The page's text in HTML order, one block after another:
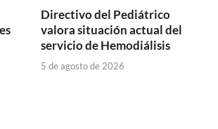
Directivo del Pediátrico
valora situación actual del
servicio de Hemodiálisis
5 de agosto de 2026